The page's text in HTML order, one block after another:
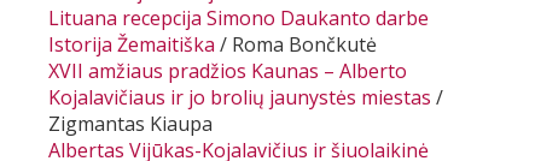
Lituana recepcija Simono Daukanto darbe
Istorija Žemaitiška / Roma Bončkutė
XVII amžiaus pradžios Kaunas – Alberto
Kojalavičiaus ir jo brolių jaunystės miestas /
Zigmantas Kiaupa
Albertas Vijūkas-Kojalavičius ir šiuolaikinė